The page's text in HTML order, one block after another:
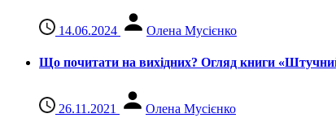
14.06.2024 Олена Мусієнко
Що почитати на вихідних? Огляд книги
26.11.2021 Олена Мусієнко